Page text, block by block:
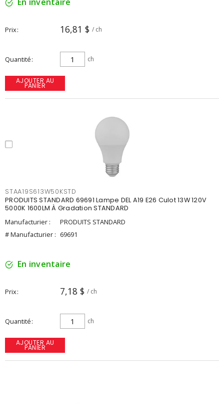
Prix 16,81 $ / ch
Quantité ch
AJOUTER AU
PANIER
STAA19S613W50KSTD
PRODUITS STANDARD 69691 Lampe DEL A19 E26 Culot 13W 120V
5000K 1600LM À Gradation STANDARD
Manufacturier :
PRODUITS STANDARD
# Manufacturier : 69691
En inventaire
Prix 7,18 $ / ch
Quantité ch
AJOUTER AU
PANIER